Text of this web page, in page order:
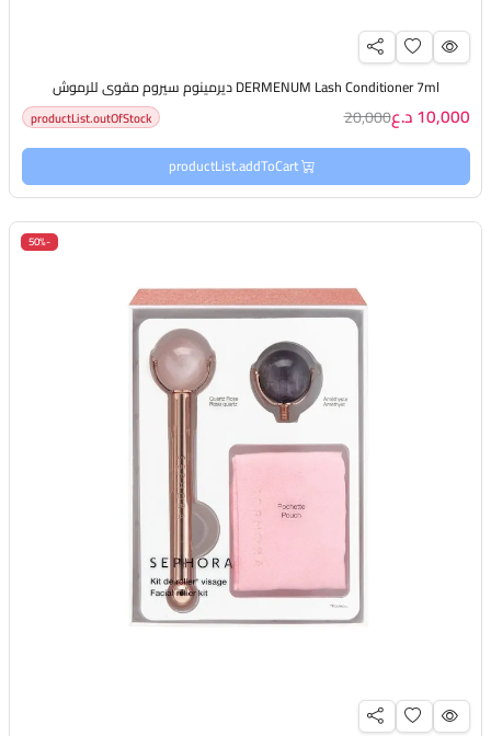
DERMENUM Lash Conditioner 7ml ديرمينوم سيروم مقوي للرموش
10,000 د.ع 20,000
productList.outOfStock
productList.addToCart
-50%